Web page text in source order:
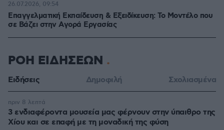
Επαγγελματική Εκπαίδευση & Εξειδίκευση: Το Mοντέλο που
σε Bάζει στην Aγορά Eργασίας
26.07.2026, 09:54
ΡΟΗ ΕΙΔΗΣΕΩΝ
Ειδήσεις Δημοφιλή Σχολιασμένα
3 ενδιαφέροντα μουσεία μας φέρνουν στην ύπαιθρο της
Χίου και σε επαφή με τη μοναδική της φύση
πριν 8 λεπτά